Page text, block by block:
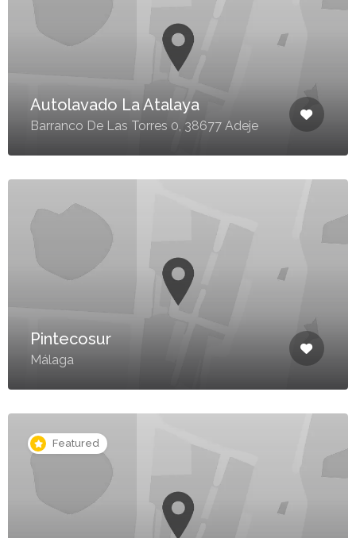
Autolavado La Atalaya
Barranco De Las Torres 0, 38677 Adeje
Pintecosur
Málaga
Featured